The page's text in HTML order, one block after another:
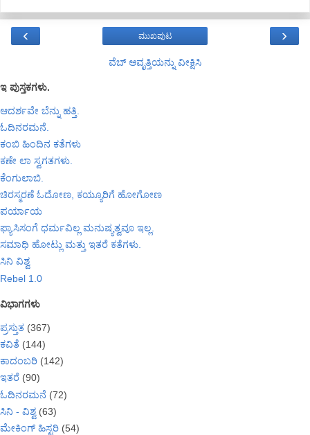
‹ ›
ಮುಖಪುಟ
ವೆಬ್‌ ಆವೃತ್ತಿಯನ್ನು ವೀಕ್ಷಿಸಿ
ಇ ಪುಸ್ತಕಗಳು.
ಆದರ್ಶವೇ ಬೆನ್ನು ಹತ್ತಿ.
ಓದಿನರಮನೆ.
ಕಂಬಿ ಹಿಂದಿನ ಕತೆಗಳು
ಕಣೇ ಲಾ ಸ್ವಗತಗಳು.
ಕೆಂಗುಲಾಬಿ.
ಚಿರಸ್ಮರಣೆ ಓದೋಣ, ಕಯ್ಯೂರಿಗೆ ಹೋಗೋಣ
ಪರ್ಯಾಯ
ಫ್ಯಾಸಿಸಂಗೆ ಧರ್ಮವಿಲ್ಲ ಮನುಷ್ಯತ್ವವೂ ಇಲ್ಲ.
ಸಮಾಧಿ ಹೋಟ್ಲು ಮತ್ತು ಇತರೆ ಕತೆಗಳು.
ಸಿನಿ ವಿಶ್ವ
Rebel 1.0
ವಿಭಾಗಗಳು
ಪ್ರಸ್ತುತ (367)
ಕವಿತೆ (144)
ಕಾದಂಬರಿ (142)
ಇತರೆ (90)
ಓದಿನರಮನೆ (72)
ಸಿನಿ - ವಿಶ್ವ (63)
ಮೇಕಿಂಗ್ ಹಿಸ್ಟರಿ (54)